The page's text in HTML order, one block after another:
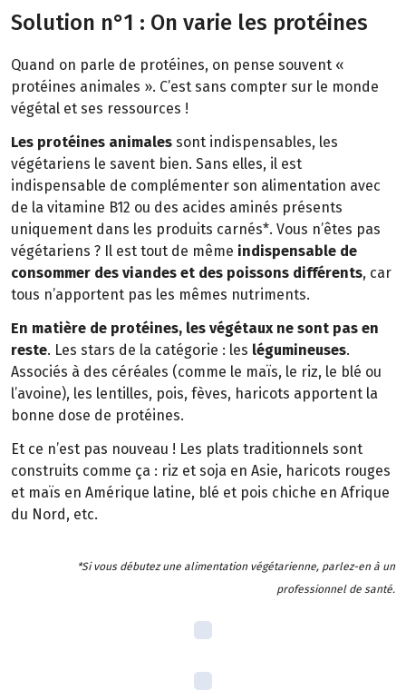
Solution n°1 : On varie les protéines
Quand on parle de protéines, on pense souvent «
protéines animales ». C’est sans compter sur le monde
végétal et ses ressources !
Les protéines animales sont indispensables, les
végétariens le savent bien. Sans elles, il est
indispensable de complémenter son alimentation avec
de la vitamine B12 ou des acides aminés présents
uniquement dans les produits carnés*. Vous n’êtes pas
végétariens ? Il est tout de même indispensable de
consommer des viandes et des poissons différents, car
tous n’apportent pas les mêmes nutriments.
En matière de protéines, les végétaux ne sont pas en
reste. Les stars de la catégorie : les légumineuses.
Associés à des céréales (comme le maïs, le riz, le blé ou
l’avoine), les lentilles, pois, fèves, haricots apportent la
bonne dose de protéines.
Et ce n’est pas nouveau ! Les plats traditionnels sont
construits comme ça : riz et soja en Asie, haricots rouges
et maïs en Amérique latine, blé et pois chiche en Afrique
du Nord, etc.
*Si vous débutez une alimentation végétarienne, parlez-en à un
professionnel de santé.